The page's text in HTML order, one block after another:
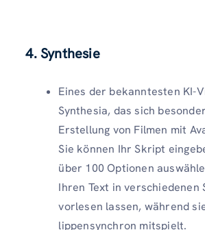
4. Synthesie
Eines der bekanntesten KI-
Synthesia, das sich
Erstellung von Filmen mit
Sie können Ihr Skript
über 100 Optionen
Ihren Text in verschiedenen
vorlesen lassen, während
lippensynchron mitspielt.